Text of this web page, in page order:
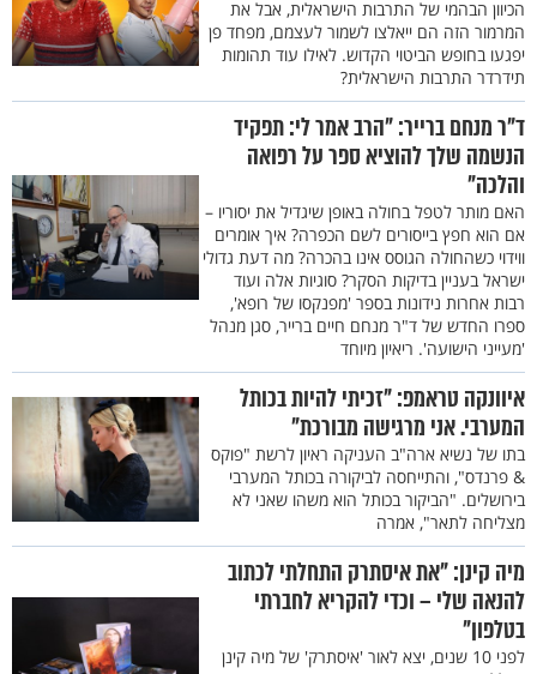
הכיוון הבהמי של התרבות הישראלית, אבל את
המרמור הזה הם ייאלצו לשמור לעצמם, מפחד פן
יפגעו בחופש הביטוי הקדוש. לאילו עוד תהומות
תידרדר התרבות הישראלית?
ד"ר מנחם ברייר: "הרב אמר לי: תפקיד
הנשמה שלך להוציא ספר על רפואה
והלכה"
האם מותר לטפל בחולה באופן שיגדיל את יסוריו –
אם הוא חפץ בייסורים לשם הכפרה? איך אומרים
ווידוי כשהחולה הגוסס אינו בהכרה? מה דעת גדולי
ישראל בעניין בדיקות הסקר? סוגיות אלה ועוד
רבות אחרות נידונות בספר 'מפנקסו של רופא',
ספרו החדש של ד"ר מנחם חיים ברייר, סגן מנהל
'מעייני הישועה'. ריאיון מיוחד
איוונקה טראמפ: "זכיתי להיות בכותל
המערבי. אני מרגישה מבורכת"
בתו של נשיא ארה"ב העניקה ראיון לרשת "פוקס
& פרנדס", והתייחסה לביקורה בכותל המערבי
בירושלים. "הביקור בכותל הוא משהו שאני לא
מצליחה לתאר", אמרה
מיה קינן: "את איסתרק התחלתי לכתוב
להנאה שלי – וכדי להקריא לחברתי
בטלפון"
לפני 10 שנים, יצא לאור 'איסתרק' של מיה קינן